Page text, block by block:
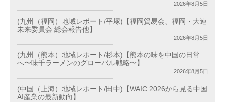
2026年8月5日
(九州（福岡）地域レポート/平塚)【福岡貿易会、福岡・大連
未来委員会 総会報告他】
2026年8月5日
(九州（熊本）地域レポート/杉本)【熊本の味を中国の日常
へ〜味千ラーメンのグローバル戦略〜】
2026年8月5日
(中国（上海）地域レポート/田中)【WAIC 2026から見る中国
AI産業の最新動向】